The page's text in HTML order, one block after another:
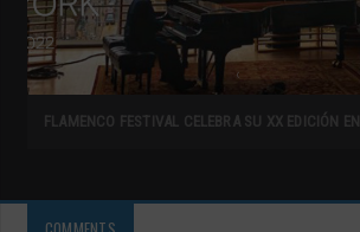
FLAMENCO FESTIVAL CELEBRA SU XX EDICIÓN